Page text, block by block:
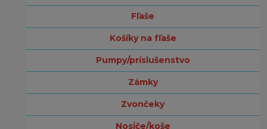
fľaše
košíky na fľaše
pumpy/príslušenstvo
zámky
zvončeky
nosiče/koše